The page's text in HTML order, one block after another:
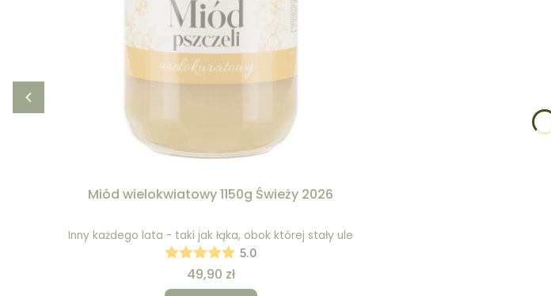
Miód wielokwiatowy 1150g Świeży 2026
5.0
Inny każdego lata - taki jak łąka, obok której stały ule
Cena
49,90 zł